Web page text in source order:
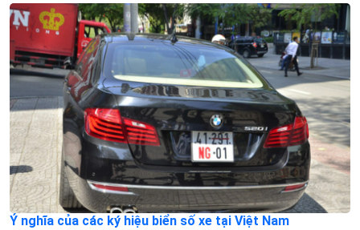
Ý nghĩa của các ký hiệu biển số xe tại Việt Nam